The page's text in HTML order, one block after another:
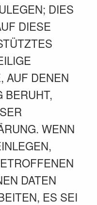
DIES
DIESE
AUF DENEN
BERUHT,
WENN
DATEN
ES SEI